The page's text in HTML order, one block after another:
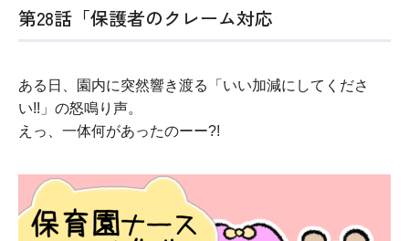
第28話「保護者のクレーム対応
ある日、園内に突然響き渡る「いい加減にしてくださ
い!!」の怒鳴り声。
えっ、一体何があったのーー?!